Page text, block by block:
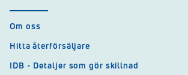
Om oss
Hitta återförsäljare
IDB - Detaljer som gör skillnad